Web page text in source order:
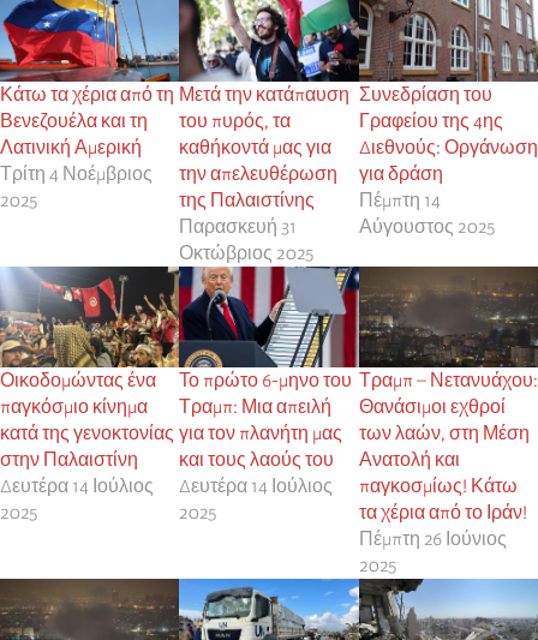
Κάτω τα χέρια από τη
Βενεζουέλα και τη
Λατινική Αμερική
Τρίτη 4 Νοέμβριος
2025
Μετά την κατάπαυση
του πυρός, τα
καθήκοντά μας για
την απελευθέρωση
της Παλαιστίνης
Παρασκευή 31
Οκτώβριος 2025
Συνεδρίαση του
Γραφείου της 4ης
Διεθνούς: Οργάνωση
για δράση
Πέμπτη 14
Αύγουστος 2025
Οικοδομώντας ένα
παγκόσμιο κίνημα
κατά της γενοκτονίας
στην Παλαιστίνη
Δευτέρα 14 Ιούλιος
2025
Το πρώτο 6-μηνο του
Τραμπ: Μια απειλή
για τον πλανήτη μας
και τους λαούς του
Δευτέρα 14 Ιούλιος
2025
Τραμπ – Νετανυάχου:
Θανάσιμοι εχθροί
των λαών, στη Μέση
Ανατολή και
παγκοσμίως! Κάτω
τα χέρια από το Ιράν!
Πέμπτη 26 Ιούνιος
2025